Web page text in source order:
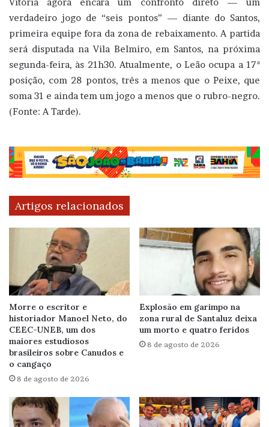
verdadeiro jogo de “seis pontos” — diante do Santos,
primeira equipe fora da zona de rebaixamento. A partida
será disputada na Vila Belmiro, em Santos, na próxima
segunda-feira, às 21h30. Atualmente, o Leão ocupa a 17ª
posição, com 28 pontos, três a menos que o Peixe, que
soma 31 e ainda tem um jogo a menos que o rubro-negro.
(Fonte: A Tarde).
Artigos relacionados
Morre o escritor e
historiador Manoel Neto, do
CEEC-UNEB, um dos
maiores estudiosos
brasileiros sobre Canudos e
o cangaço
8 de agosto de 2026
Explosão em garimpo na
zona rural de Santaluz deixa
um morto e quatro feridos
8 de agosto de 2026